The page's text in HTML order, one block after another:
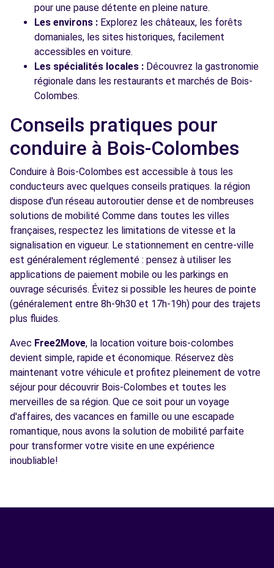
pour une pause détente en pleine nature.
Les environs : Explorez les châteaux, les forêts
domaniales, les sites historiques, facilement
accessibles en voiture.
Les spécialités locales : Découvrez la gastronomie
régionale dans les restaurants et marchés de Bois-
Colombes.
Conseils pratiques pour
conduire à Bois-Colombes
Conduire à Bois-Colombes est accessible à tous les
conducteurs avec quelques conseils pratiques. la région
dispose d'un réseau autoroutier dense et de nombreuses
solutions de mobilité Comme dans toutes les villes
françaises, respectez les limitations de vitesse et la
signalisation en vigueur. Le stationnement en centre-ville
est généralement réglementé : pensez à utiliser les
applications de paiement mobile ou les parkings en
ouvrage sécurisés. Évitez si possible les heures de pointe
(généralement entre 8h-9h30 et 17h-19h) pour des trajets
plus fluides.
Avec Free2Move, la location voiture bois-colombes
devient simple, rapide et économique. Réservez dès
maintenant votre véhicule et profitez pleinement de votre
séjour pour découvrir Bois-Colombes et toutes les
merveilles de sa région. Que ce soit pour un voyage
d'affaires, des vacances en famille ou une escapade
romantique, nous avons la solution de mobilité parfaite
pour transformer votre visite en une expérience
inoubliable!